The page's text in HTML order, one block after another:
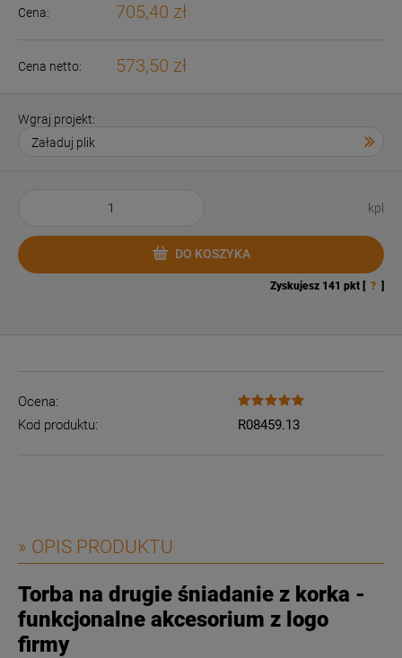
Cena: 705,40 zł
Cena netto: 573,50 zł
Wgraj projekt:
kpl
DO KOSZYKA
Zyskujesz 141 pkt [ ? ]
Ocena:
Kod produktu:
R08459.13
» OPIS PRODUKTU
Torba na drugie śniadanie z korka -
funkcjonalne akcesorium z logo
firmy